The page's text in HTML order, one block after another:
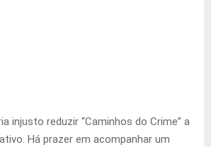
injusto reduzir “Caminhos do Crime” a
Há prazer em acompanhar um